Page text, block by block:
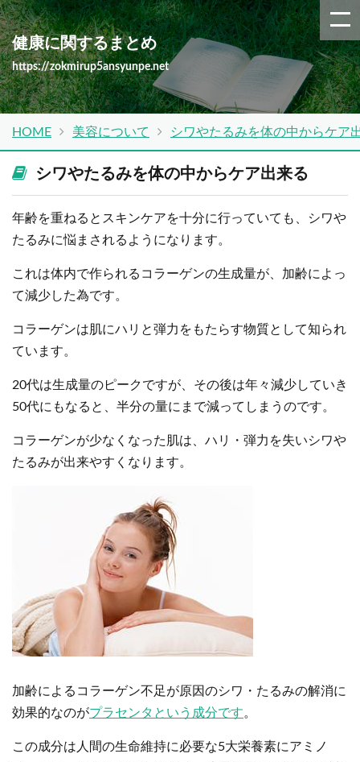
健康に関するまとめ
https://zokmirup5ansyunpe.net
HOME 美容について シワやたるみを体の中からケア
シワやたるみを体の中からケア出来る
年齢を重ねるとスキンケアを十分に行っていても、シワや
たるみに悩まされるようになります。
これは体内で作られるコラーゲンの生成量が、加齢によっ
て減少した為です。
コラーゲンは肌にハリと弾力をもたらす物質として知られ
ています。
20代は生成量のピークですが、その後は年々減少していき
50代にもなると、半分の量にまで減ってしまうのです。
コラーゲンが少なくなった肌は、ハリ・弾力を失いシワや
たるみが出来やすくなります。
加齢によるコラーゲン不足が原因のシワ・たるみの解消に
効果的なのがプラセンタという成分です。
この成分は人間の生命維持に必要な5大栄養素にアミノ